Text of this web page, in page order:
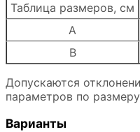
Таблица размеров, см
A
B
Допускаются
параметров по
Варианты